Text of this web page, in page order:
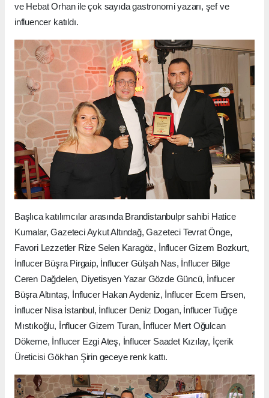
ve Hebat Orhan ile çok sayıda gastronomi yazarı, şef ve
influencer katıldı.
Başlıca katılımcılar arasında Brandistanbulpr sahibi Hatice
Kumalar, Gazeteci Aykut Altındağ, Gazeteci Tevrat Önge,
Favori Lezzetler Rize Selen Karagöz, İnflucer Gizem Bozkurt,
İnflucer Büşra Pirgaip, İnflucer Gülşah Nas, İnflucer Bilge
Ceren Dağdelen, Diyetisyen Yazar Gözde Güncü, İnflucer
Büşra Altıntaş, İnflucer Hakan Aydeniz, İnflucer Ecem Ersen,
İnflucer Nisa İstanbul, İnflucer Deniz Dogan, İnflucer Tuğçe
Mıstıkoğlu, İnflucer Gizem Turan, İnflucer Mert Oğulcan
Dökeme, İnflucer Ezgi Ateş, İnflucer Saadet Kızılay, İçerik
Üreticisi Gökhan Şirin geceye renk kattı.